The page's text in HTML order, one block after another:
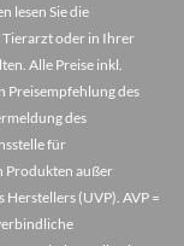
lesen Sie die
Tierarzt oder in Ihrer
Alle Preise inkl.
Preisempfehlung des
des
für
Produkten außer
(UVP). AVP =